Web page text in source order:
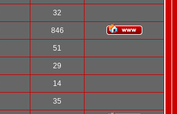
32
846
51
29
14
35